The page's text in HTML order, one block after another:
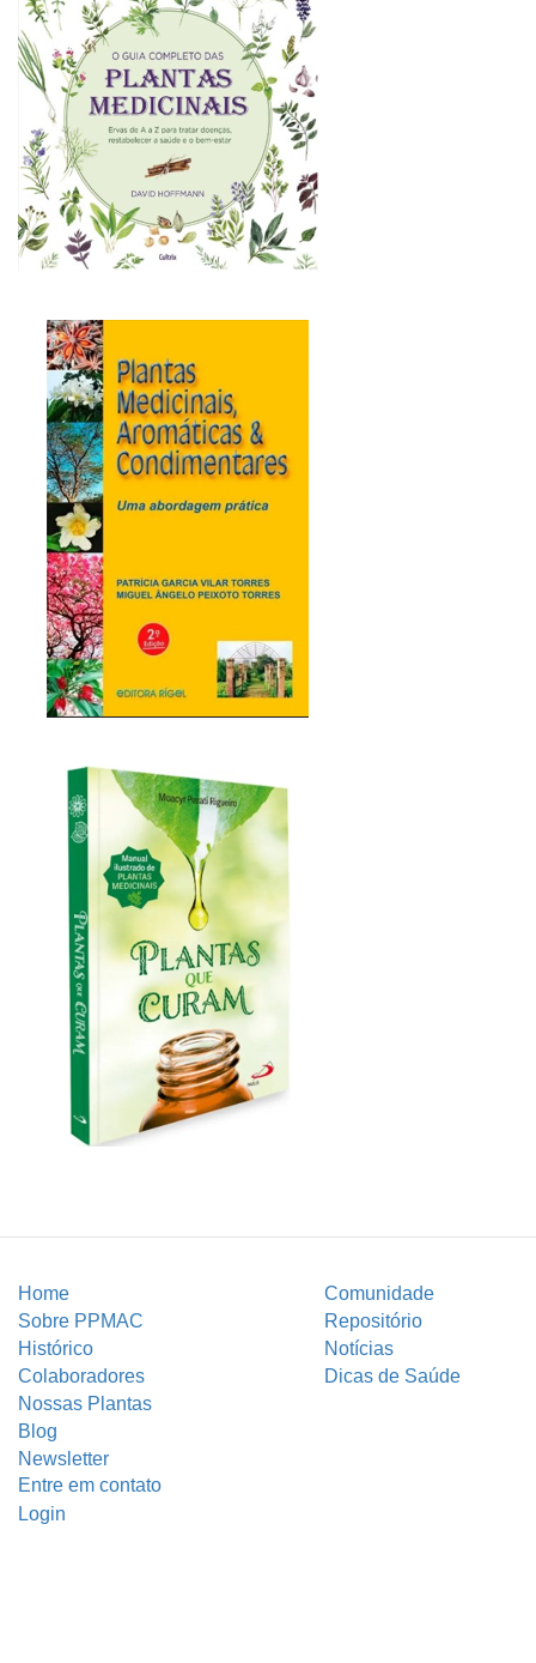
Home
Comunidade
Sobre PPMAC
Repositório
Histórico
Notícias
Colaboradores
Dicas de Saúde
Nossas Plantas
Blog
Newsletter
Entre em contato
Login